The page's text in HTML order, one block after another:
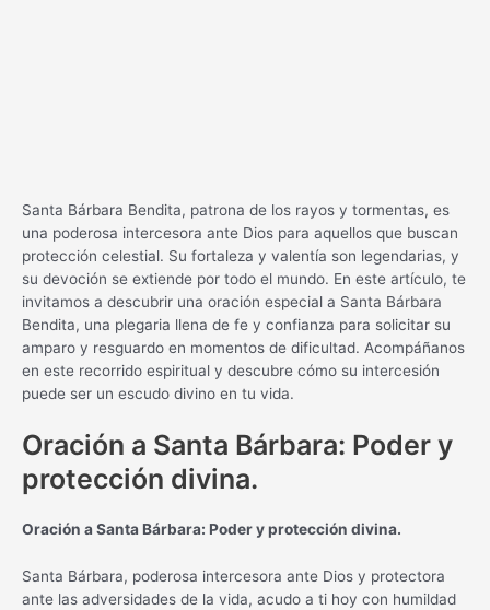
Santa Bárbara Bendita, patrona de los rayos y tormentas, es
una poderosa intercesora ante Dios para aquellos que buscan
protección celestial. Su fortaleza y valentía son legendarias, y
su devoción se extiende por todo el mundo. En este artículo, te
invitamos a descubrir una oración especial a Santa Bárbara
Bendita, una plegaria llena de fe y confianza para solicitar su
amparo y resguardo en momentos de dificultad. Acompáñanos
en este recorrido espiritual y descubre cómo su intercesión
puede ser un escudo divino en tu vida.
Oración a Santa Bárbara: Poder y
protección divina.
Oración a Santa Bárbara: Poder y protección divina.
Santa Bárbara, poderosa intercesora ante Dios y protectora
ante las adversidades de la vida, acudo a ti hoy con humildad